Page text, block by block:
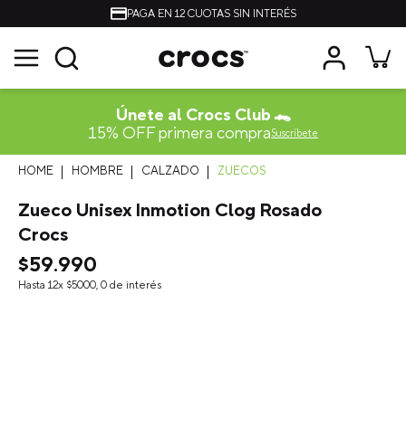
PAGA EN 12 CUOTAS SIN INTERÉS
Únete al Crocs Club 🐊
15% OFF primera compraSuscríbete
HOMBRE CALZADO ZUECOS
Zueco Unisex Inmotion Clog Rosado
Crocs
$59.990
Hasta 12x $5000, 0 de interés